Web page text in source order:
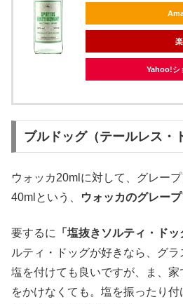
Yahoo!シ
ブルドッグ（テールレス・
ウォッカ20mlに対して、グレー
40mlという、
ウォッカのグレー
要するに 「塩抜きソルティ・ドッ
ルティ・ドッグが好きなら、グ
塩を付けても良いですが、ま、
をかけなくても。塩を振ったり